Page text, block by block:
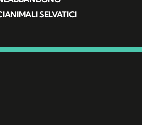
ANIMALI SELVATICI